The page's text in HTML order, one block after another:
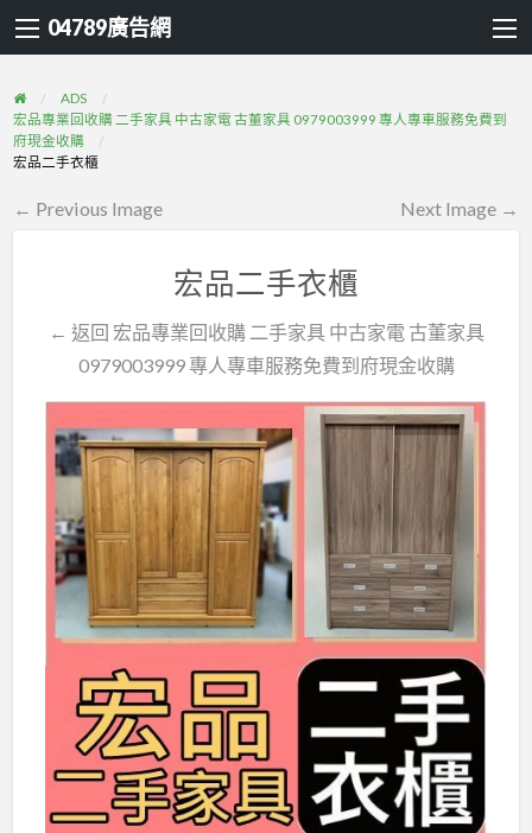
04789廣告網
ADS
宏品專業回收購 二手家具 中古家電 古董家具 0979003999 專人專車服務免費到
府現金收購
宏品二手衣櫃
← Previous Image Next Image →
宏品二手衣櫃
← 返回 宏品專業回收購 二手家具 中古家電 古董家具
0979003999 專人專車服務免費到府現金收購